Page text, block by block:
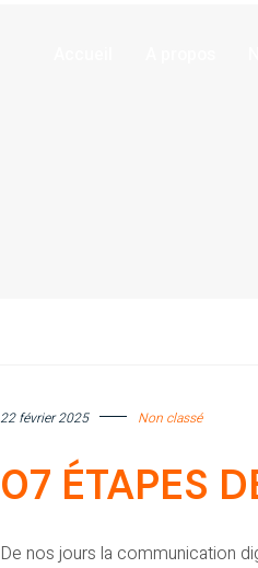
22 février 2025 Non classé
07 ÉTAPES
De nos jours la communication